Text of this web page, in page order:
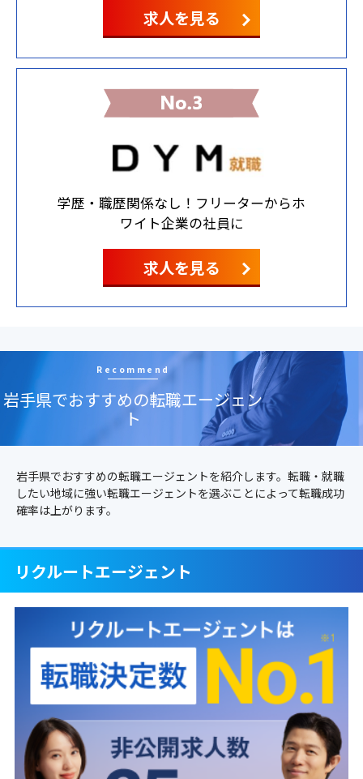
求人を見る
学歴・職歴関係なし！フリーターからホ
ワイト企業の社員に
求人を見る
Recommend
岩手県でおすすめの転職エージェン
ト
岩手県でおすすめの転職エージェントを紹介します。転職・就職
したい地域に強い転職エージェントを選ぶことによって転職成功
確率は上がります。
リクルートエージェント